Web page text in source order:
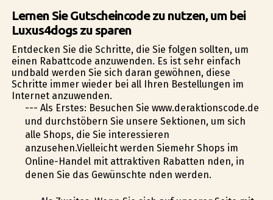
Lernen Sie Gutscheincode zu nutzen, um bei
Luxus4dogs zu sparen
Entdecken Sie die Schritte, die Sie folgen sollten, um
einen Rabattcode anzuwenden. Es ist sehr einfach
undbald werden Sie sich daran gewöhnen, diese
Schritte immer wieder bei all Ihren Bestellungen im
Internet anzuwenden.
--- Als Erstes: Besuchen Sie www.deraktionscode.de
und durchstöbern Sie unsere Sektionen, um sich
alle Shops, die Sie interessieren
anzusehen.Vielleicht werden Siemehr Shops im
Online-Handel mit attraktiven Rabatten finden, in
denen Sie das Gewünschte finden werden.